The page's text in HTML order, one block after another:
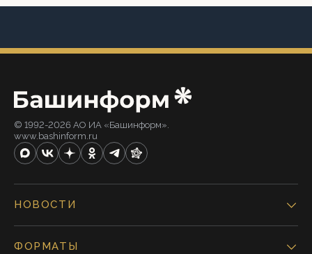
© 1992-2026 АО ИА «Башинформ».
www.bashinform.ru
НОВОСТИ
ФОРМАТЫ